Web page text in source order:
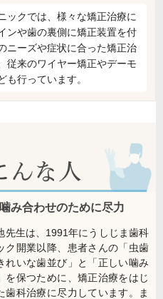
ックでは、様々な矯正治療に
ンや歯の裏側に矯正装置を付
ニーズや症状に合った矯正治
従来のワイヤー矯正やデーモ
も行っています。
み合わせのために尽力
先生は、1991年にうしじま歯科
ク開業以降、患者さんの「虫歯
れいな歯並び」と「正しい噛み
を保つために、矯正治療をはじ
歯科治療に尽力しています。ま